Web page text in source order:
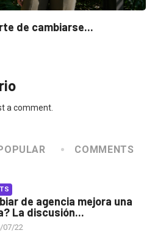
de cambiarse...
a comment.
COMMENTS
de agencia mejora una
La discusión...
07/22